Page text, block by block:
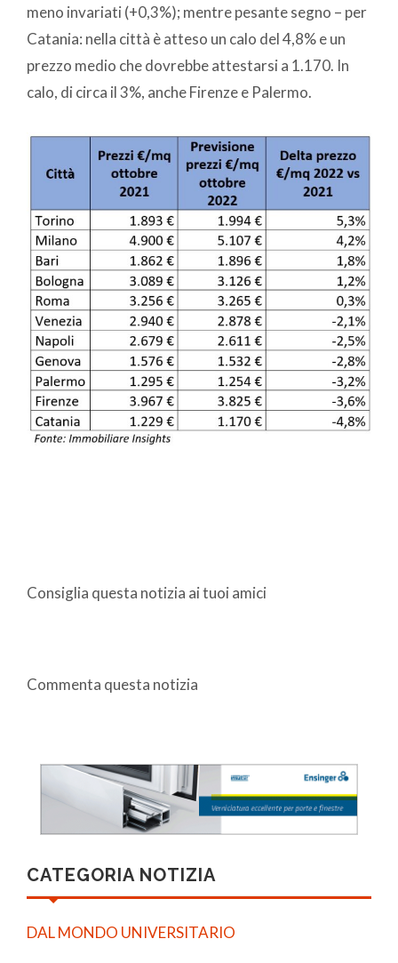
meno invariati (+0,3%); mentre pesante segno – per
Catania: nella città è atteso un calo del 4,8% e un
prezzo medio che dovrebbe attestarsi a 1.170. In
calo, di circa il 3%, anche Firenze e Palermo.
Consiglia questa notizia ai tuoi amici
Commenta questa notizia
CATEGORIA NOTIZIA
DAL MONDO UNIVERSITARIO